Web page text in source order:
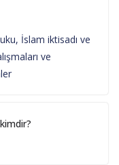
İslam iktisadı ve
ve